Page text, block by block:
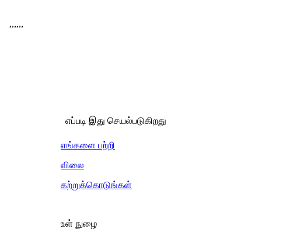
,,,,,,
எப்படி இது செயல்படுகிறது
எங்களை பற்றி
விலை
கற்றுக்கொடுங்கள்
உள் நுழை